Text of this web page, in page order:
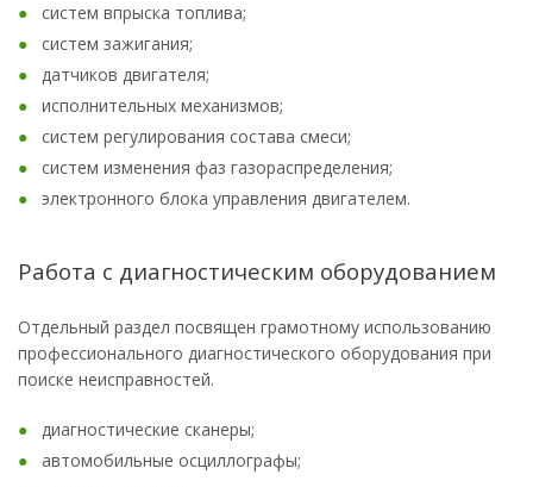
систем впрыска топлива;
систем зажигания;
датчиков двигателя;
исполнительных механизмов;
систем регулирования состава смеси;
систем изменения фаз газораспределения;
электронного блока управления двигателем.
Работа с диагностическим оборудованием
Отдельный раздел посвящен грамотному использованию
профессионального диагностического оборудования при
поиске неисправностей.
диагностические сканеры;
автомобильные осциллографы;